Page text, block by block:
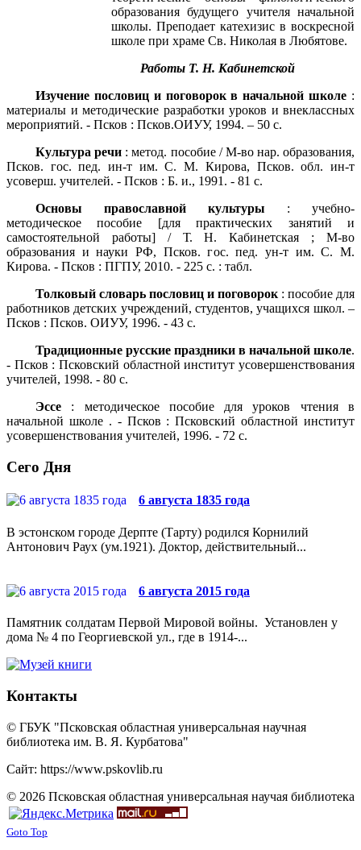
образования будущего учителя начальной
школы. Преподает катехизис в воскресной
школе при храме Св. Николая в Любятове.
Работы Т. Н. Кабинетской
Изучение пословиц и поговорок в начальной школе :
материалы и методические разработки уроков и внеклассных
мероприятий. - Псков : Псков.ОИУУ, 1994. – 50 с.
Культура речи : метод. пособие / М-во нар. образования,
Псков. гос. пед. ин-т им. С. М. Кирова, Псков. обл. ин-т
усоверш. учителей. - Псков : Б. и., 1991. - 81 с.
Основы православной культуры : учебно-
методическое пособие [для практических занятий и
самостоятельной работы] / Т. Н. Кабинетская ; М-во
образования и науки РФ, Псков. гос. пед. ун-т им. С. М.
Кирова. - Псков : ПГПУ, 2010. - 225 с. : табл.
Толковый словарь пословиц и поговорок : пособие для
работников детских учреждений, студентов, учащихся школ. –
Псков : Псков. ОИУУ, 1996. - 43 с.
Традиционные русские праздники в начальной школе.
- Псков : Псковский областной институт усовершенствования
учителей, 1998. - 80 с.
Эссе : методическое пособие для уроков чтения в
начальной школе . - Псков : Псковский областной институт
усовершенствования учителей, 1996. - 72 с.
Сего Дня
6 августа 1835 года
В эстонском городе Дерпте (Тарту) родился Корнилий
Антонович Раух (ум.1921). Доктор, действительный...
6 августа 2015 года
Памятник солдатам Первой Мировой войны. Установлен у
дома № 4 по Георгиевской ул., где в 1914-...
Контакты
© ГБУК "Псковская областная универсальная научная
библиотека им. В. Я. Курбатова"
Сайт: https://www.pskovlib.ru
© 2026 Псковская областная универсальная научая библиотека
Goto Top